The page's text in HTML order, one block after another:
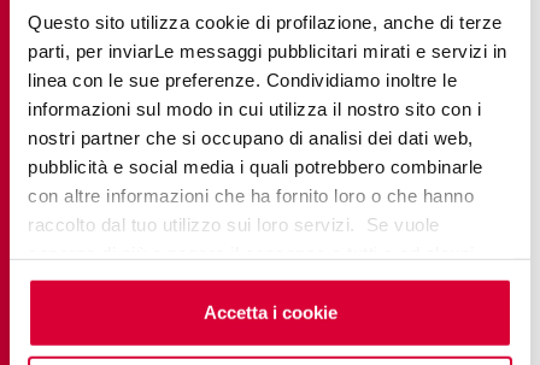
Questo sito utilizza cookie di profilazione, anche di terze
parti, per inviarLe messaggi pubblicitari mirati e servizi in
linea con le sue preferenze. Condividiamo inoltre le
informazioni sul modo in cui utilizza il nostro sito con i
nostri partner che si occupano di analisi dei dati web,
pubblicità e social media i quali potrebbero combinarle
con altre informazioni che ha fornito loro o che hanno
raccolto dal tuo utilizzo sui loro servizi. Se vuole
cookieclicchi qui. Il consenso può essere espresso
cliccando sul tasto “Accetta i cookie”. Se non vuole i
cookie di profilazione può negare il consenso sul tasto
Accetta i cookie
Las tres últimas imágenes de nuestro artículo, en
las que la misma habitación se transforma a través
de diferentes colecciones de baldosas de
Ceramiche Keope, se han realizado utilizando
MatchApp. Esta herramienta te permite ver cómo
pueden renovar tu espacio las distintas
chimenea y probar con diferentes baldosas,
visualizando el resultado en tiempo real.
Te invitamos a sumergirte en esta experiencia de